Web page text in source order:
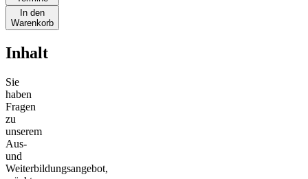
In den
Warenkorb
Inhalt
Sie
haben
Fragen
zu
unserem
Aus-
und
Weiterbildungsangebot,